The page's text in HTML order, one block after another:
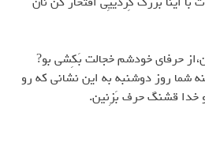
حرفاي خودشم خجالت بَكِشي بو?
شما روز دوشنبه به اين نشاني كه رو
خدا قشنگ حرف بَزِنين.